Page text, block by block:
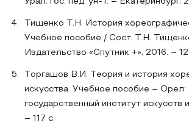
Тищенко Т.Н. История
Учебное пособие / Сост. Т.Н.
Издательство «Спутник +», 2016. –
Торгашов В.И. Теория и история
искусства. Учебное пособие – Орел:
государственный институт искусств
– 117 с.